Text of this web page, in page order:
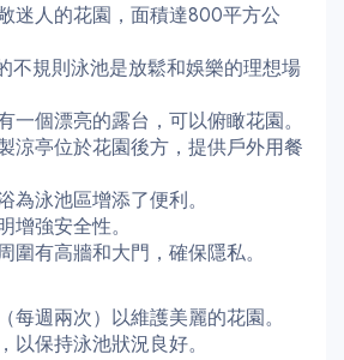
迷人的花園，面積達800平方公
不規則泳池是放鬆和娛樂的理想場
一個漂亮的露台，可以俯瞰花園。
涼亭位於花園後方，提供戶外用餐
為泳池區增添了便利。
增強安全性。
圍有高牆和大門，確保隱私。
每週兩次）以維護美麗的花園。
以保持泳池狀況良好。